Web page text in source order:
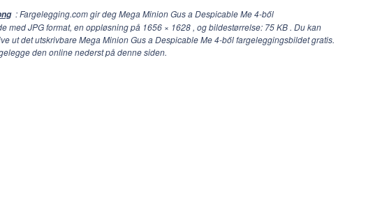
: Fargelegging.com gir deg Mega Minion Gus a Despicable Me 4-ből
med JPG format, en oppløsning på 1656 × 1628 , og bildestørrelse: 75 KB . Du kan
ut det utskrivbare Mega Minion Gus a Despicable Me 4-ből fargeleggingsbildet gratis.
den online nederst på denne siden.